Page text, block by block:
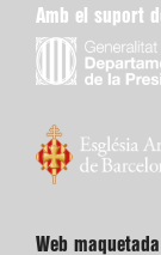
Amb el suport
Web